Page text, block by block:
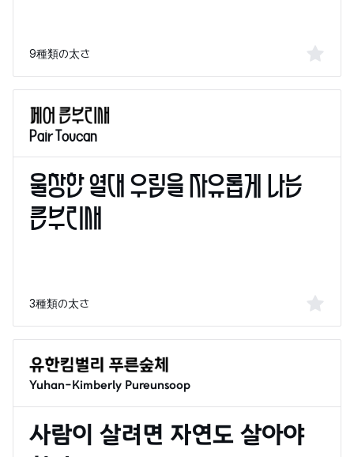
9種類の太さ
Pair Toucan
3種類の太さ
Yuhan-Kimberly Pureunsoop